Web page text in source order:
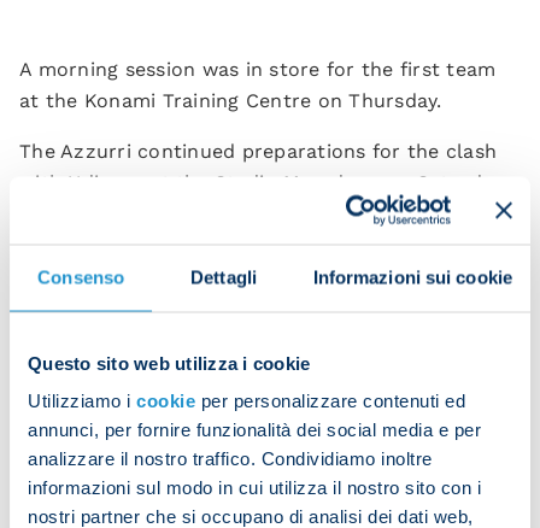
Consenso Dettagli Informazioni sui cookie
Questo sito web utilizza i cookie
Utilizziamo i cookie per personalizzare contenuti ed
annunci, per fornire funzionalità dei social media e per
analizzare il nostro traffico. Condividiamo inoltre
informazioni sul modo in cui utilizza il nostro sito con i
nostri partner che si occupano di analisi dei dati web,
A morning session was in store for the first team
at the Konami Training Centre on Thursday.
The Azzurri continued preparations for the clash
with Udinese at the Stadio Maradona on Saturday
The session began with activation work in the gym,
out on pitch two. There was a small-sided game to
round off the morning.
Amir Rrahmani had physio, worked in the gym and